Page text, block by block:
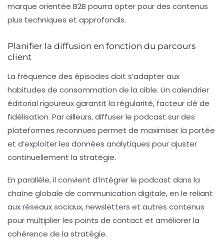
marque orientée B2B pourra opter pour des contenus
plus techniques et approfondis.
Planifier la diffusion en fonction du parcours
client
La fréquence des épisodes doit s’adapter aux
habitudes de consommation de la cible. Un calendrier
éditorial rigoureux garantit la régularité, facteur clé de
fidélisation. Par ailleurs, diffuser le podcast sur des
plateformes reconnues permet de maximiser la portée
et d’exploiter les données analytiques pour ajuster
continuellement la stratégie.
En parallèle, il convient d’intégrer le podcast dans la
chaîne globale de communication digitale, en le reliant
aux réseaux sociaux, newsletters et autres contenus
pour multiplier les points de contact et améliorer la
cohérence de la stratégie.